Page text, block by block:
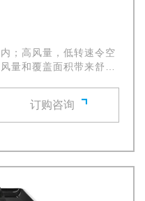
；高风量，低转速令空
量和覆盖面积带来舒适
订购咨询